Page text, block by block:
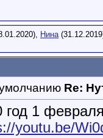
Нина
Re:
год 1
youtu.be/